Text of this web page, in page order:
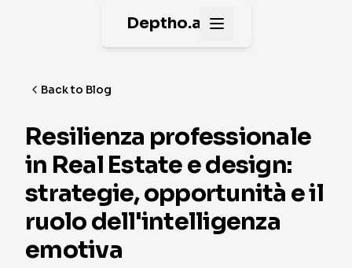
Deptho.ai Open main menu
Back to Blog
Resilienza professionale
in Real Estate e design:
strategie, opportunità e il
ruolo dell'intelligenza
emotiva